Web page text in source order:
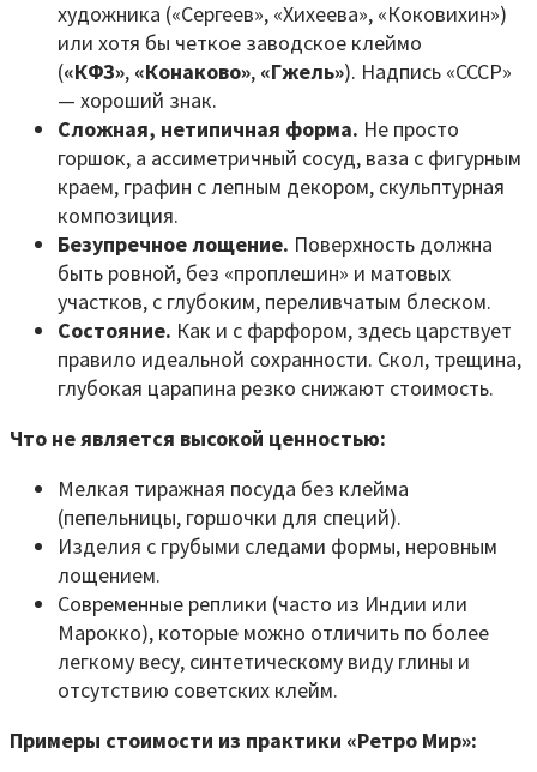
художника («Сергеев», «Хихеева», «Коковихин»)
или хотя бы четкое заводское клеймо
(«КФЗ», «Конаково», «Гжель»). Надпись «СССР»
— хороший знак.
Сложная, нетипичная форма. Не просто
горшок, а ассиметричный сосуд, ваза с фигурным
краем, графин с лепным декором, скульптурная
композиция.
Безупречное лощение. Поверхность должна
быть ровной, без «проплешин» и матовых
участков, с глубоким, переливчатым блеском.
Состояние. Как и с фарфором, здесь царствует
правило идеальной сохранности. Скол, трещина,
глубокая царапина резко снижают стоимость.
Что не является высокой ценностью:
Мелкая тиражная посуда без клейма
(пепельницы, горшочки для специй).
Изделия с грубыми следами формы, неровным
лощением.
Современные реплики (часто из Индии или
Марокко), которые можно отличить по более
легкому весу, синтетическому виду глины и
отсутствию советских клейм.
Примеры стоимости из практики «Ретро Мир»: